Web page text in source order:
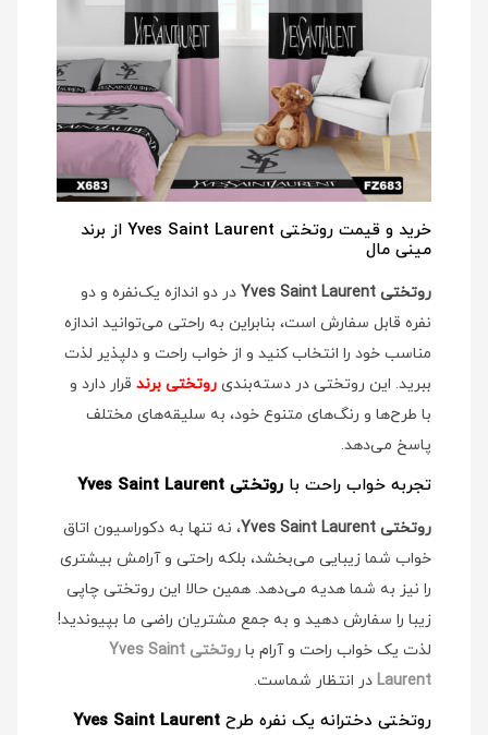
خرید و قیمت روتختی Yves Saint Laurent از برند
مینی مال
روتختی Yves Saint Laurent
در دو اندازه یک‌نفره و دو
نفره قابل سفارش است، بنابراین به راحتی می‌توانید اندازه
مناسب خود را انتخاب کنید و از خواب راحت و دلپذیر لذت
ببرید. این روتختی در دسته‌بندی روتختی برند قرار دارد و
با طرح‌ها و رنگ‌های متنوع خود، به سلیقه‌های مختلف
پاسخ می‌دهد.
تجربه خواب راحت با روتختی Yves Saint Laurent
روتختی Yves Saint Laurent
، نه تنها به دکوراسیون اتاق
خواب شما زیبایی می‌بخشد، بلکه راحتی و آرامش بیشتری
را نیز به شما هدیه می‌دهد. همین حالا این روتختی چاپی
زیبا را سفارش دهید و به جمع مشتریان راضی ما بپیوندید!
لذت یک خواب راحت و آرام با
روتختی Yves Saint
Laurent در انتظار شماست.
روتختی دخترانه یک نفره طرح Yves Saint Laurent